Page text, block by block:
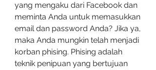
yang mengaku dari Facebook dan
meminta Anda untuk memasukkan
email dan password Anda? Jika ya,
maka Anda mungkin telah menjadi
korban phising. Phising adalah
teknik penipuan yang bertujuan